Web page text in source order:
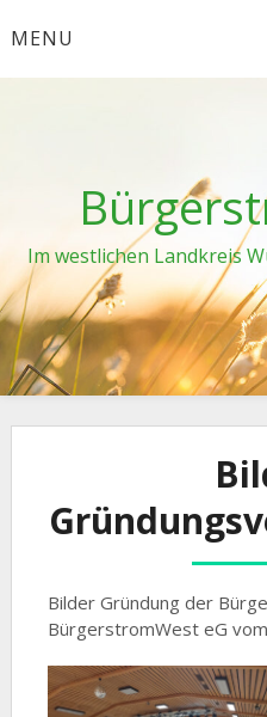
toMENU
Im westlichen Landkreis
Bilder Gründung der
BürgerstromWest eG